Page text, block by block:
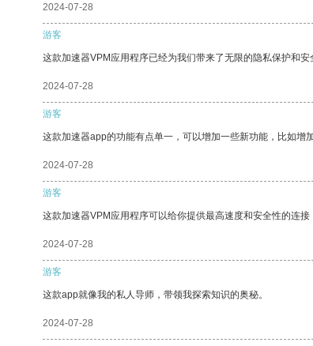
2024-07-28
游客
这款加速器VPM应用程序已经为我们带来了无限的隐私保护和安
2024-07-28
游客
这款加速器app的功能有点单一，可以增加一些新功能，比如增
2024-07-28
游客
这款加速器VPM应用程序可以给你提供最高速度和安全性的连接
2024-07-28
游客
这款app就像我的私人导师，带领我探索知识的奥秘。
2024-07-28